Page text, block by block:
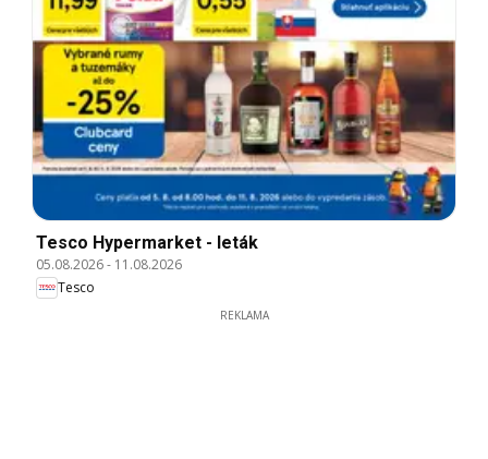
Tesco Hypermarket - leták
05.08.2026- 11.08.2026
Tesco
REKLAMA